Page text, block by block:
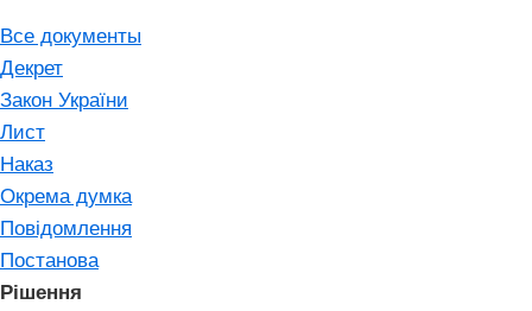
Все документы
Декрет
Закон України
Лист
Наказ
Окрема думка
Повідомлення
Постанова
Рішення